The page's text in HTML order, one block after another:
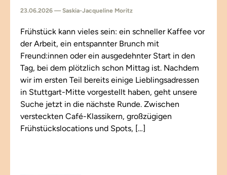
23.06.2026 — Saskia-Jacqueline Moritz
Frühstück kann vieles sein: ein schneller Kaffee vor
der Arbeit, ein entspannter Brunch mit
Freund:innen oder ein ausgedehnter Start in den
Tag, bei dem plötzlich schon Mittag ist. Nachdem
wir im ersten Teil bereits einige Lieblingsadressen
in Stuttgart-Mitte vorgestellt haben, geht unsere
Suche jetzt in die nächste Runde. Zwischen
versteckten Café-Klassikern, großzügigen
Frühstückslocations und Spots, […]